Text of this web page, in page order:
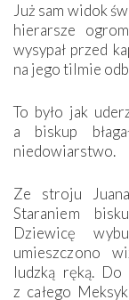
Już sam widok
hierarsze
wysypał przed
na jego tilmie
To było jak
a biskup
niedowiarstwo.
Ze stroju
Staraniem
Dziewicę
umieszczono
ludzką ręką. Do
z całego